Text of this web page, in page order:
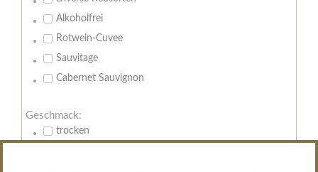
Alkoholfrei
Rotwein-Cuvee
Sauvitage
Cabernet Sauvignon
Geschmack:
trocken